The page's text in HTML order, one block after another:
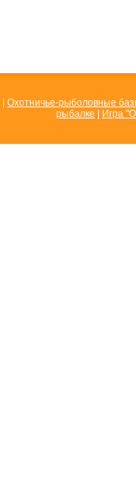
Охотничье-рыболовные
рыбалке
Игра